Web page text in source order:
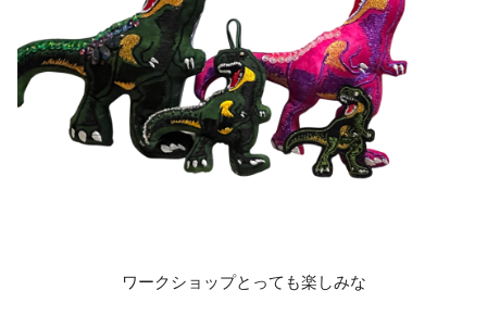
ワークショップとっても楽しみな